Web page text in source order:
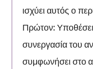
ισχύει αυτός ο
Πρώτον:
συνεργασία του
συμφωνήσει στο